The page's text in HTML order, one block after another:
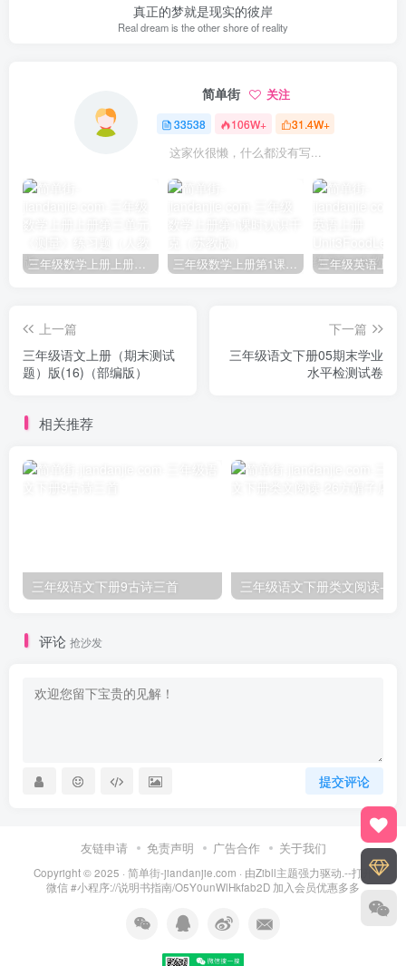
真正的梦就是现实的彼岸
Real dream is the other shore of reality
简单街 关注
33538 106W+ 31.4W+
这家伙很懒，什么都没有写...
上一篇
三年级语文上册（期末测试
题）版(16)（部编版）
下一篇
三年级语文下册05期末学业
水平检测试卷
相关推荐
三年级语文下册9古诗三首
评论 抢沙发
提交评论
友链申请 免责声明 广告合作 关于我们
Copyright © 2025 · 简单街-jiandanjie.com · 由Zibll主题强力驱动.--打开
微信 #小程序://说明书指南/O5Y0unWlHkfab2D 加入会员优惠多多